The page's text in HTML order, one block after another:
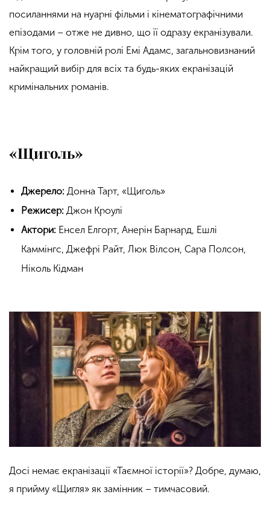
посиланнями на нуарні фільми і кінематографічними
епізодами – отже не дивно, що її одразу екранізували.
Крім того, у головній ролі Емі Адамс, загальновизнаний
найкращий вибір для всіх та будь-яких екранізацій
кримінальних романів.
«Щиголь»
Джерело: Донна Тарт, «Щиголь»
Режисер: Джон Кроулі
Актори: Енсел Елгорт, Анерін Барнард, Ешлі
Каммінгс, Джефрі Райт, Люк Вілсон, Сара Полсон,
Ніколь Кідман
Досі немає екранізації «Таємної історії»? Добре, думаю,
я прийму «Щигля» як замінник – тимчасовий.